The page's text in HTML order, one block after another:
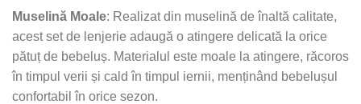
Muselină Moale: Realizat din muselină de înaltă calitate,
acest set de lenjerie adaugă o atingere delicată la orice
pătuț de bebeluș. Materialul este moale la atingere, răcoros
în timpul verii și cald în timpul iernii, menținând bebelușul
confortabil în orice sezon.